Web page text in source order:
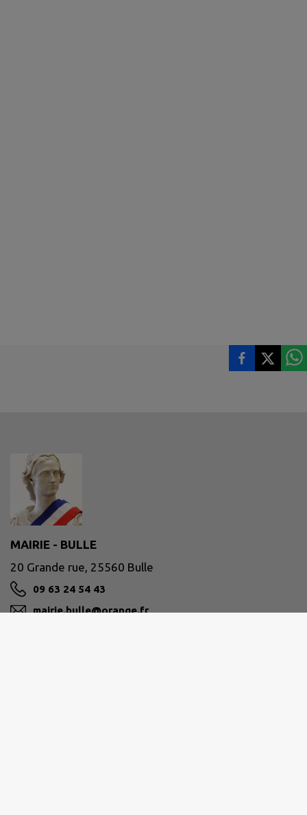
MAIRIE - BULLE
20 Grande rue, 25560 Bulle
09 63 24 54 43
mairie.bulle@orange.fr